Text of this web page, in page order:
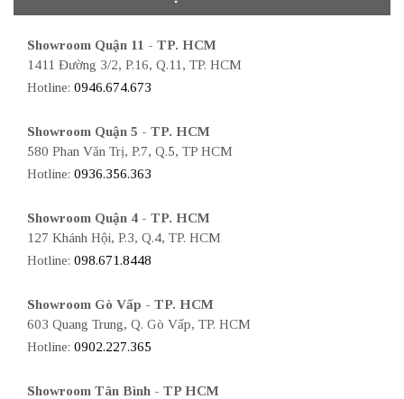
Showroom Quận 11 - TP. HCM
1411 Đường 3/2, P.16, Q.11, TP. HCM
Hotline: 0946.674.673
Showroom Quận 5 - TP. HCM
580 Phan Văn Trị, P.7, Q.5, TP HCM
Hotline: 0936.356.363
Showroom Quận 4 - TP. HCM
127 Khánh Hội, P.3, Q.4, TP. HCM
Hotline: 098.671.8448
Showroom Gò Vấp - TP. HCM
603 Quang Trung, Q. Gò Vấp, TP. HCM
Hotline: 0902.227.365
Showroom Tân Bình - TP HCM